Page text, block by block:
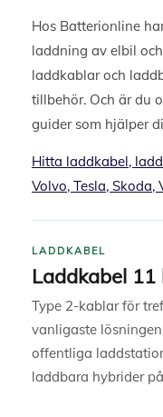
Hos Batterionline
laddning av elbil
laddkablar och
tillbehör. Och är du
guider som hjälper
Hitta laddkabel,
Volvo, Tesla, Skoda,
LADDKABEL
Laddkabel 11
Type 2-kablar för
vanligaste
offentliga
laddbara hybrider